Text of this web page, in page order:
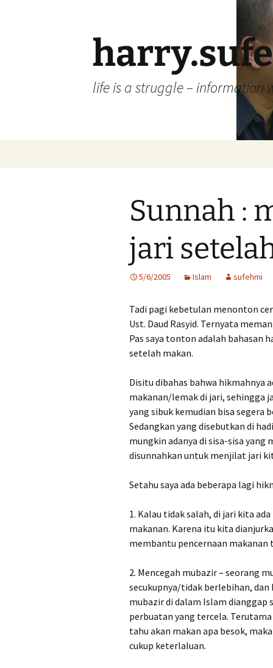
life is a struggle – information
Sunnah :
jari
5/6/2005 Islam sufehmi
Tadi pagi kebetulan menonton
Ust. Daud Rasyid. Ternyata
Pas saya tonton adalah bahasan
setelah makan.
Disitu dibahas bahwa hikmahnya
makanan/lemak di jari, sehingga
yang sibuk kemudian bisa segera
Sedangkan yang disebutkan di
mungkin adanya di sisa-sisa
disunnahkan untuk menjilat jari
Setahu saya ada beberapa lagi
1. Kalau tidak salah, di jari kita
makanan. Karena itu kita
membantu pencernaan makanan
2. Mencegah mubazir – seorang
secukupnya/tidak berlebihan,
mubazir di dalam Islam dianggap
perbuatan yang tercela.
tahu akan makan apa besok,
cukup keterlaluan.